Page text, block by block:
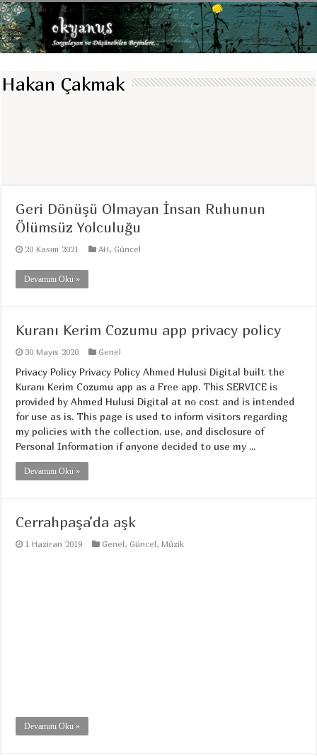
Hakan Çakmak
Geri Dönüşü Olmayan İnsan Ruhunun
Ölümsüz Yolculuğu
20 Kasım 2021 AH,Güncel
Devamını Oku »
Kuranı Kerim Cozumu app privacy policy
30 Mayıs 2020 Genel
Privacy Policy Privacy Policy Ahmed Hulusi Digital built the
Kuranı Kerim Cozumu app as a Free app. This SERVICE is
provided by Ahmed Hulusi Digital at no cost and is intended
for use as is. This page is used to inform visitors regarding
my policies with the collection, use, and disclosure of
Personal Information if anyone decided to use my ...
Devamını Oku »
Cerrahpaşa’da aşk
1 Haziran 2019 Genel,Güncel,Müzik
Devamını Oku »